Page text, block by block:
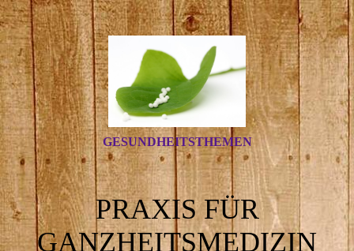
GESUNDHEITSTHEMEN
PRAXIS FÜR
GANZHEITSMEDIZIN